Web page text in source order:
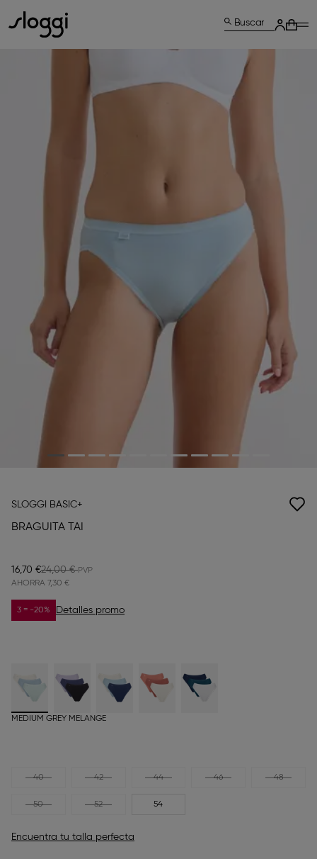
Buscar
SLOGGI BASIC+
BRAGUITA TAI
16,70 €24,00 €
AHORRA 7,30 €
3 = -20% Detalles promo
MEDIUM GREY MELANGE
40 42 44 46 48
50 52 54
Encuentra tu talla perfecta